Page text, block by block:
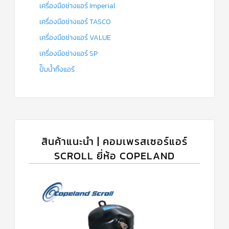
เครื่องมือช่างแอร์ Imperial
เครื่องมือช่างแอร์ TASCO
เครื่องมือช่างแอร์ VALUE
เครื่องมือช่างแอร์ SP
ปั๊มน้ำทิ้งแอร์
สินค้าแนะนำ | คอมเพรสเซอร์แอร์
SCROLL ยี่ห้อ COPELAND